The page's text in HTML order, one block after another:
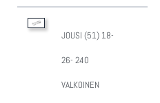
JOUSI (51) 18-
26- 240
VALKOINEN